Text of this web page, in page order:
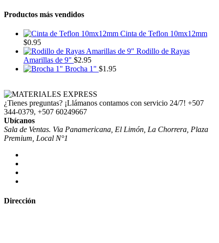
Productos más vendidos
Cinta de Teflon 10mx12mm
$0.95
Rodillo de Rayas
Amarillas de 9" $2.95
Brocha 1" $1.95
¿Tienes preguntas? ¡Llámanos contamos con servicio 24/7! +507
344-0379, +507 60249667
Ubícanos
Sala de Ventas. Via Panamericana, El Limón, La Chorrera, Plaza
Premium, Local N°1
Dirección